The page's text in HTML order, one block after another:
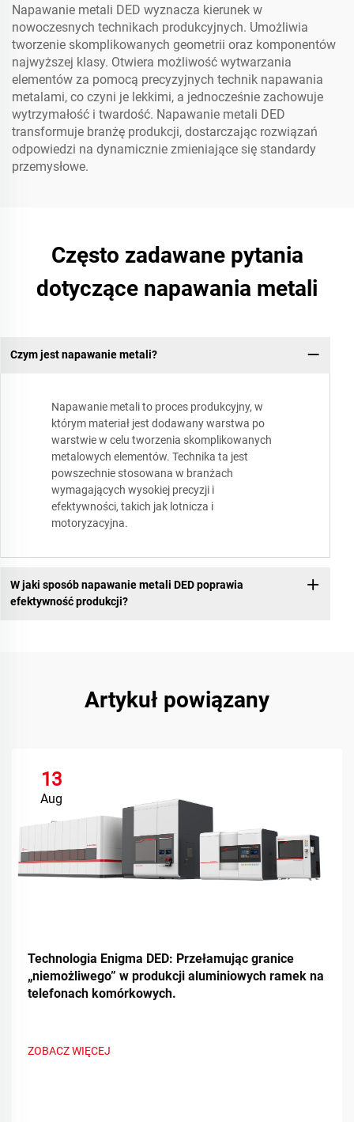
Napawanie metali DED wyznacza kierunek w
nowoczesnych technikach produkcyjnych. Umożliwia
tworzenie skomplikowanych geometrii oraz komponentów
najwyższej klasy. Otwiera możliwość wytwarzania
elementów za pomocą precyzyjnych technik napawania
metalami, co czyni je lekkimi, a jednocześnie zachowuje
wytrzymałość i twardość. Napawanie metali DED
transformuje branżę produkcji, dostarczając rozwiązań
odpowiedzi na dynamicznie zmieniające się standardy
przemysłowe.
Często zadawane pytania
dotyczące napawania metali
Czym jest napawanie metali?
Napawanie metali to proces produkcyjny, w
którym materiał jest dodawany warstwa po
warstwie w celu tworzenia skomplikowanych
metalowych elementów. Technika ta jest
powszechnie stosowana w branżach
wymagających wysokiej precyzji i
efektywności, takich jak lotnicza i
motoryzacyjna.
W jaki sposób napawanie metali DED poprawia
efektywność produkcji?
Artykuł powiązany
13
Aug
Technologia Enigma DED: Przełamując granice
„niemożliwego” w produkcji aluminiowych ramek na
telefonach komórkowych.
ZOBACZ WIĘCEJ